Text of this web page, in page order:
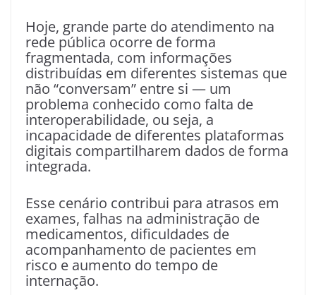
Hoje, grande parte do atendimento na
rede pública ocorre de forma
fragmentada, com informações
distribuídas em diferentes sistemas que
não “conversam” entre si — um
problema conhecido como falta de
interoperabilidade, ou seja, a
incapacidade de diferentes plataformas
digitais compartilharem dados de forma
integrada.
Esse cenário contribui para atrasos em
exames, falhas na administração de
medicamentos, dificuldades de
acompanhamento de pacientes em
risco e aumento do tempo de
internação.